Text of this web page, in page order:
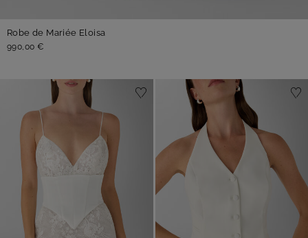
Robe de Mariée Eloisa
990,00 €